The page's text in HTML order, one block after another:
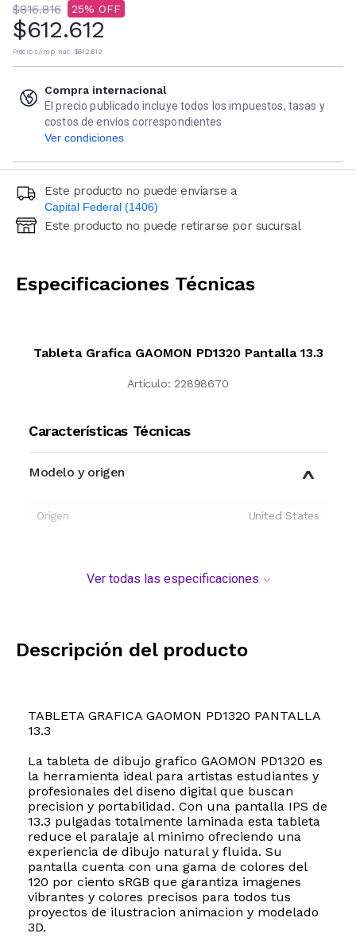
$816.816 25
$612.612
Precio s/imp. nac. $612.612
Compra internacional
El precio publicado incluye todos los impuestos, tasas y
costos de envíos correspondientes
Ver condiciones
Este producto no puede enviarse a
Capital Federal (1406)
Ingresá código postal (sólo números)
Este producto no puede retirarse por sucursal
Especificaciones Técnicas
Tableta Grafica GAOMON PD1320 Pantalla 13.3
Artículo: 22898670
Características Técnicas
Modelo y origen
Origen United States
Ver todas las especificaciones
Descripción del producto
TABLETA GRAFICA GAOMON PD1320 PANTALLA
13.3
La tableta de dibujo grafico GAOMON PD1320 es
la herramienta ideal para artistas estudiantes y
profesionales del diseno digital que buscan
precision y portabilidad. Con una pantalla IPS de
13.3 pulgadas totalmente laminada esta tableta
reduce el paralaje al minimo ofreciendo una
experiencia de dibujo natural y fluida. Su
pantalla cuenta con una gama de colores del
120 por ciento sRGB que garantiza imagenes
vibrantes y colores precisos para todos tus
proyectos de ilustracion animacion y modelado
3D.